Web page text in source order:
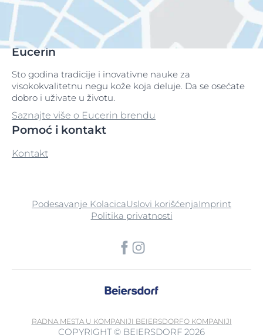
Eucerin
Sto godina tradicije i inovativne nauke za
visokokvalitetnu negu kože koja deluje. Da se osećate
dobro i uživate u životu.
Saznajte više o Eucerin brendu
Pomoć i kontakt
Kontakt
Podesavanje KolacicaUslovi korišćenjaImprint
Politika privatnosti
RADNA MESTA U KOMPANIJI BEIERSDORFO KOMPANIJI
COPYRIGHT © BEIERSDORF 2026